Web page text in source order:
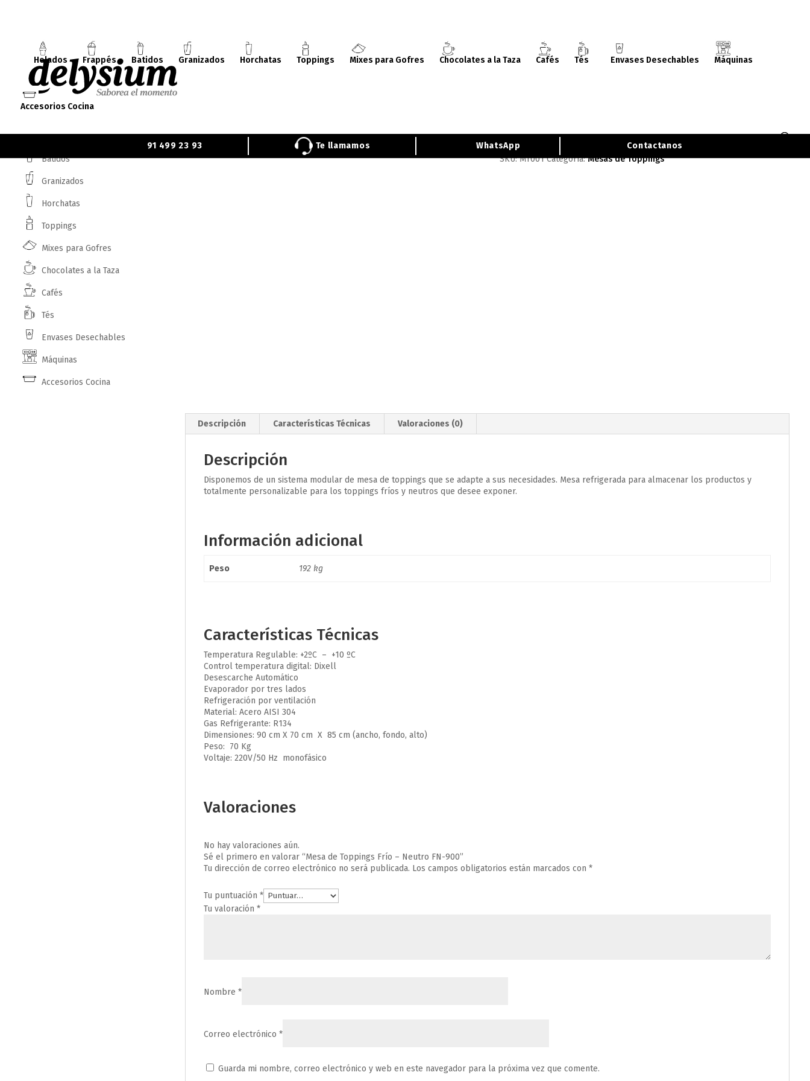
Helados Frappés Batidos Granizados Horchatas Toppings Mixes para Gofres Chocolates a la Taza Cafés Tés Envases Desechables Máquinas
Accesorios Cocina
91 499 23 93 Te llamamos WhatsApp Contactanos
X Cerrar
900
SKU:MT001 Categoría:Mesas de Toppings
Descripción Características Técnicas Valoraciones (0)
Descripción
Disponemos de un sistema modular de mesa de toppings que se adapte a sus necesidades. Mesa refrigerada para almacenar los productos y
totalmente personalizable para los toppings fríos y neutros que desee exponer.
Información adicional
Peso 192 kg
Características Técnicas
Temperatura Regulable: +2ºC – +10 ºC
Control temperatura digital: Dixell
Desescarche Automático
Evaporador por tres lados
Refrigeración por ventilación
Material: Acero AISI 304
Gas Refrigerante: R134
Dimensiones: 90 cm X 70 cm X 85 cm (ancho, fondo, alto)
Peso: 70 Kg
Voltaje: 220V/50 Hz monofásico
Valoraciones
No hay valoraciones aún.
Sé el primero en valorar “Mesa de Toppings Frío – Neutro FN-900”
Tu dirección de correo electrónico no será publicada. Los campos obligatorios están marcados con *
Tu puntuación *
Tu valoración *
Nombre *
Correo electrónico *
Guarda mi nombre, correo electrónico y web en este navegador para la próxima vez que comente.
Categorías
Frappés
Batidos
Granizados
Horchatas
Toppings
Mixes para Gofres
Chocolates a la Taza
Cafés
Tés
Envases Desechables
Máquinas
Accesorios Cocina